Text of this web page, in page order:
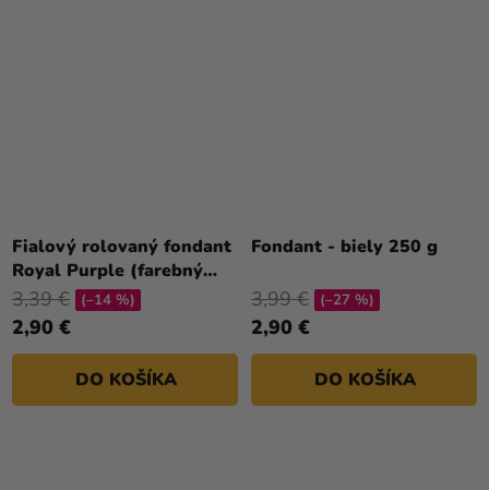
Fialový rolovaný fondant
Royal Purple (farebný
fondán) 250 g
2,90 €
3,39 € (–14 %)
DO KOŠÍKA
Fondant - biely 250 g
2,90 €
3,99 € (–27 %)
DO KOŠÍKA